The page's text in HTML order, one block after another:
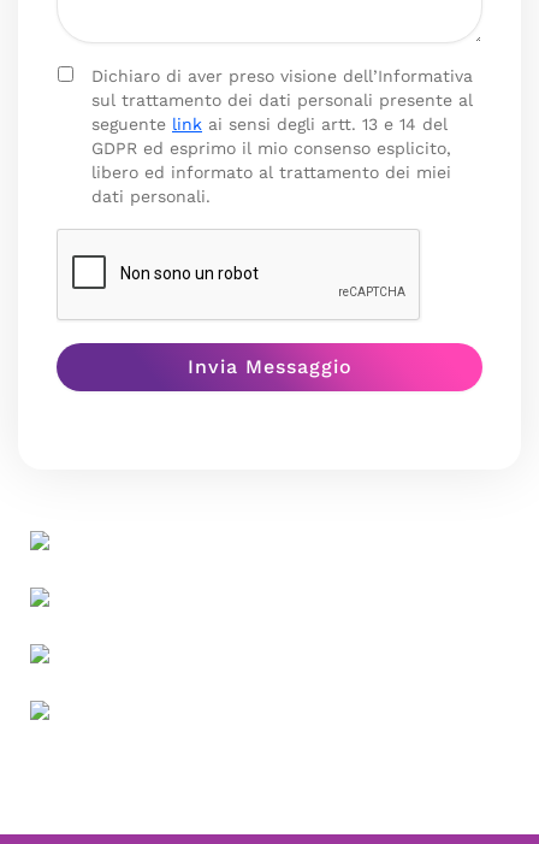
Dichiaro di aver preso visione dell’Informativa
sul trattamento dei dati personali presente al
seguente link ai sensi degli artt. 13 e 14 del
GDPR ed esprimo il mio consenso esplicito,
libero ed informato al trattamento dei miei
dati personali.